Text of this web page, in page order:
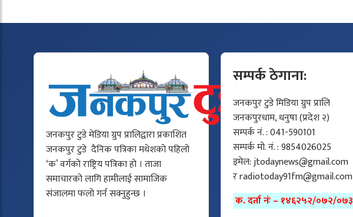
जनकपुर टुडे मेडिया ग्रुप प्रालिद्वारा प्रकाशित
जनकपुर टुडे दैनिक पत्रिका मधेशको पहिलो
‘क’ वर्गको राष्ट्रिय पत्रिका हो । ताजा
समाचारको लागि हामीलाई सामाजिक
संजालमा फलो गर्न सक्नुहुन्छ ।
सम्पर्क ठेगाना:
जनकपुर टुडे मिडिया ग्रुप प्रालि
जनकपुरधाम, धनुषा (प्रदेश २)
सम्पर्क नं. : 041-590101
सम्पर्क मो. नं. : 9854026025
इमेल:jtodaynews@gmail.com
रradiotoday91fm@gmail.com
क. दर्ता नंः – १४६२५२/०७२/०७३